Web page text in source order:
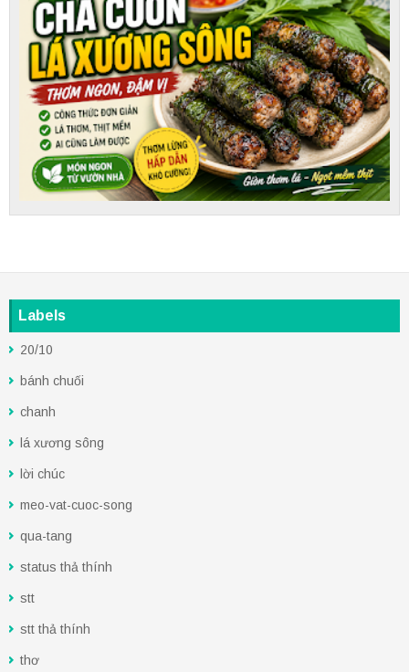
Labels
20/10
bánh chuối
chanh
lá xương sông
lời chúc
meo-vat-cuoc-song
qua-tang
status thả thính
stt
stt thả thính
thơ